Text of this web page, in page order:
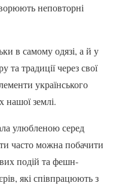
неповторні
в самому одязі, а й у
та традиції через свої
українського
нашої землі.
улюбленою серед
часто можна побачити
подій та фешн-
які співпрацюють з